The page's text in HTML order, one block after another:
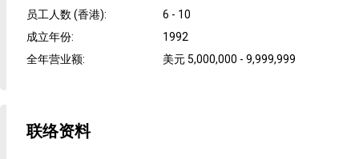
员工人数 (香港):
6 - 10
成立年份:
1992
全年营业额: 美元 5,000,000 - 9,999,999
联络资料